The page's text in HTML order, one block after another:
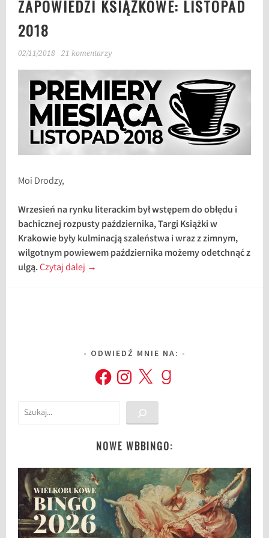
ZAPOWIEDZI KSIĄŻKOWE: LISTOPAD
2018
02/11/2018 21 komentarzy
Moi Drodzy,
Wrzesień na rynku literackim był wstępem do obłędu i
bachicznej rozpusty października, Targi Książki w
Krakowie były kulminacją szaleństwa i wraz z zimnym,
wilgotnym powiewem października możemy odetchnąć z
ulgą.Czytaj dalej →
ODWIEDŹ MNIE NA:
FacebookInstagram
X Goodreads
Szukaj
NOWE WBBINGO: